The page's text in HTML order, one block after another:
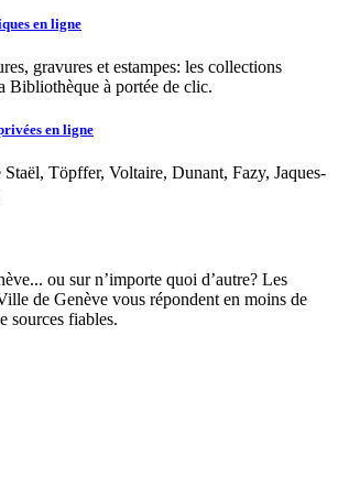
en ligne
gravures et estampes: les collections
Bibliothèque à portée de clic.
en ligne
Töpffer, Voltaire, Dunant, Fazy, Jaques-
ou sur n’importe quoi d’autre? Les
de Genève vous répondent en moins de
sources fiables.